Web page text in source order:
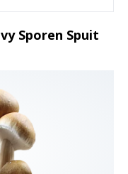
Sporen Spuit